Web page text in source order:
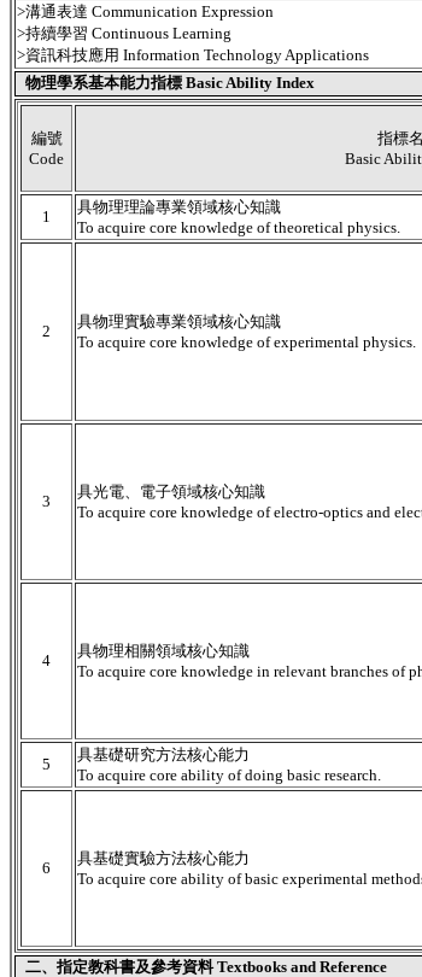
>溝通表達 Communication Expression
>持續學習 Continuous Learning
>資訊科技應用 Information Technology Applications
物理學系基本能力指標 Basic Ability Index
編號
Code
指標
Basic
1
具物理理論專業領域核心知識
To acquire core knowledge of theoretical physics.
2
具物理實驗專業領域核心知識
To acquire core knowledge of experimental physics.
3
具光電、電子領域核心知識
To acquire core knowledge of electro-optics and
4
具物理相關領域核心知識
To acquire core knowledge in relevant branches of
5
具基礎研究方法核心能力
To acquire core ability of doing basic research.
6
具基礎實驗方法核心能力
To acquire core ability of basic experimental
二、指定教科書及參考資料 Textbooks and Reference